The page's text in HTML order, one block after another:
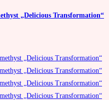
„Delicious Transformation“